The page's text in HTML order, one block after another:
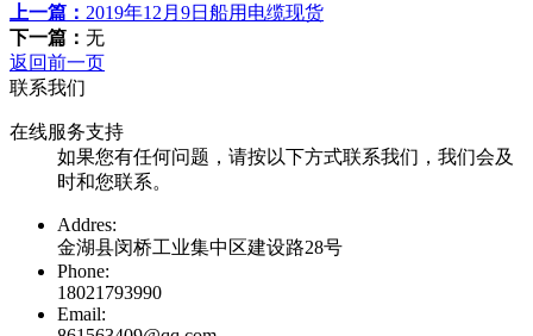
上一篇： 2019年12月9日船用电缆现货
下一篇： 无
返回前一页
联系我们
在线服务支持
如果您有任何问题，请按以下方式联系我们，我们会及
时和您联系。
Addres:
金湖县闵桥工业集中区建设路28号
Phone:
18021793990
Email: